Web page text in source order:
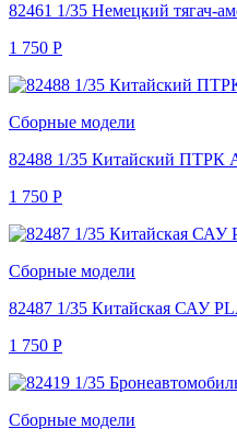
82461 1/35 Немецкий тягач-
1 750 Р
Сборные модели
82488 1/35 Китайский ПТРК
1 750 Р
Сборные модели
82487 1/35 Китайская САУ
1 750 Р
Сборные модели